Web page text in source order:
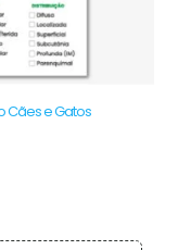
Cães e Gatos